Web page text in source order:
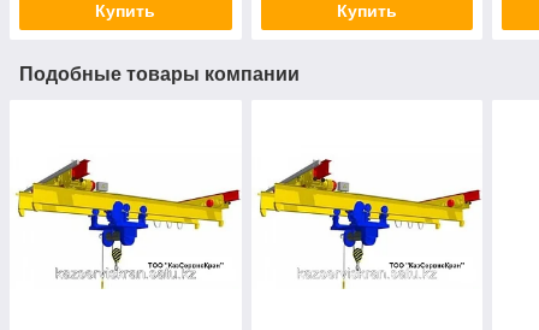
Купить Купить
Подобные товары компании